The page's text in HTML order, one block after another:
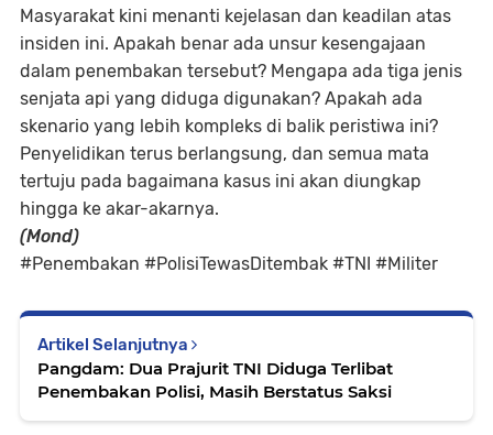
Masyarakat kini menanti kejelasan dan keadilan atas
insiden ini. Apakah benar ada unsur kesengajaan
dalam penembakan tersebut? Mengapa ada tiga jenis
senjata api yang diduga digunakan? Apakah ada
skenario yang lebih kompleks di balik peristiwa ini?
Penyelidikan terus berlangsung, dan semua mata
tertuju pada bagaimana kasus ini akan diungkap
hingga ke akar-akarnya.
(Mond)
#Penembakan #PolisiTewasDitembak #TNI #Militer
Artikel Selanjutnya
Pangdam: Dua Prajurit TNI Diduga Terlibat
Penembakan Polisi, Masih Berstatus Saksi